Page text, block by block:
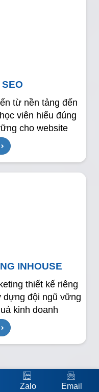
từ nền tảng đến
viên hiểu đúng
cho website
INHOUSE
thiết kế riêng
dựng đội ngũ vững
kinh doanh
Zalo Email